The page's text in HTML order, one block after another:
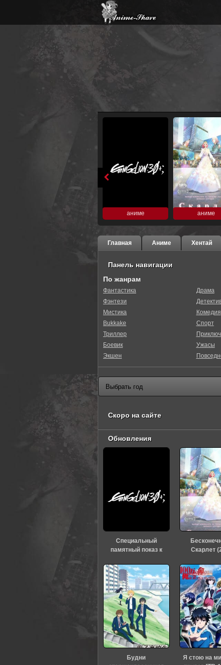
аниме аниме
Главная Аниме Хентай
Панель навигации
По жанрам
Фантастика
Фэнтези
Мистика
Bukkake
Триллер
Боевик
Экшен
Драма
Комедия
Спорт
Ужасы
Скоро на сайте
Обновления
Специальный
памятный показ к
«Евангелиона» (2026)
Скарлет
Будни
Я стою на